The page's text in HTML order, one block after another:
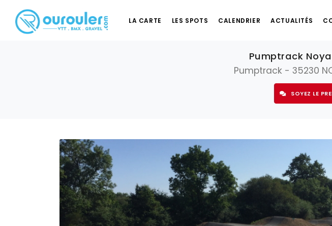
LA CARTE LES SPOTS CALENDRIER ACTUALITÉS
Pumptrack
Pumptrack - 35230
SOYEZ LE